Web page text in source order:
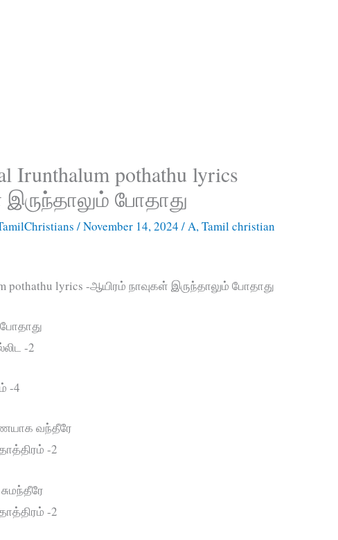
Irunthalum pothathu lyrics
போதாது
/November 14, 2024/A,Tamil christian
pothathu lyrics -ஆயிரம் நாவுகள் இருந்தாலும் போதாது
-2
-4
வந்தீரே
-2
-2